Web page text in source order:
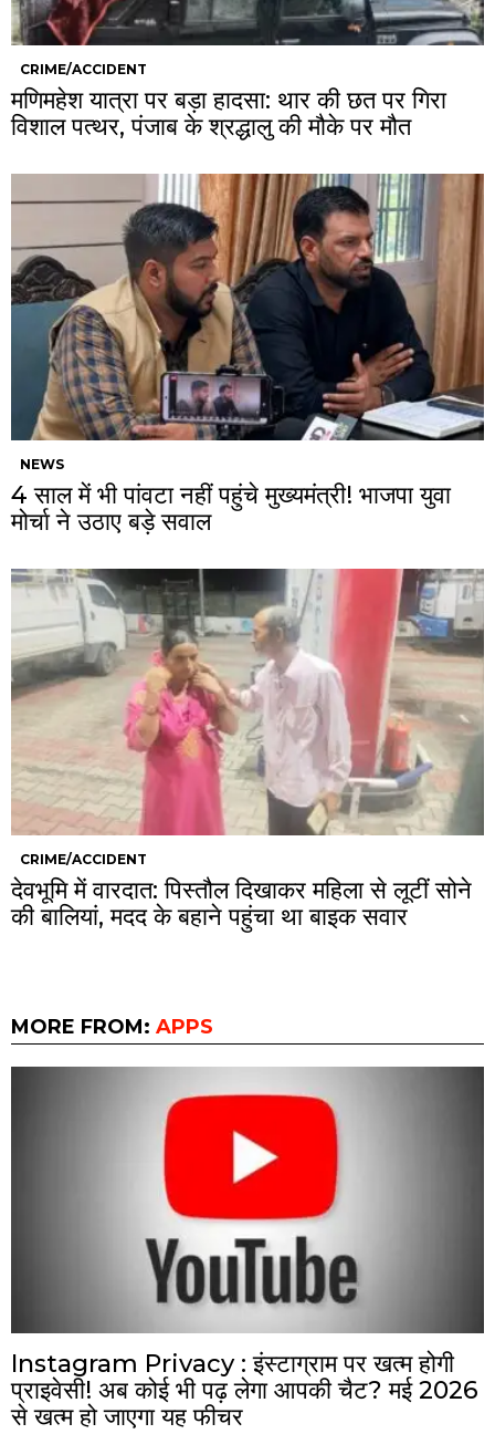
CRIME/ACCIDENT
मणिमहेश यात्रा पर बड़ा हादसा: थार की छत पर गिरा
विशाल पत्थर, पंजाब के श्रद्धालु की मौके पर मौत
NEWS
4 साल में भी पांवटा नहीं पहुंचे मुख्यमंत्री! भाजपा युवा
मोर्चा ने उठाए बड़े सवाल
CRIME/ACCIDENT
देवभूमि में वारदात: पिस्तौल दिखाकर महिला से लूटीं सोने
की बालियां, मदद के बहाने पहुंचा था बाइक सवार
MORE FROM: APPS
Instagram Privacy : इंस्टाग्राम पर खत्म होगी
प्राइवेसी! अब कोई भी पढ़ लेगा आपकी चैट? मई 2026
से खत्म हो जाएगा यह फीचर